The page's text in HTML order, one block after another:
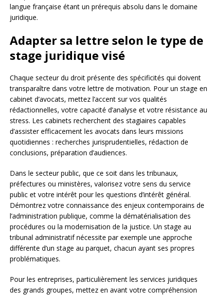
langue française étant un prérequis absolu dans le domaine
juridique.
Adapter sa lettre selon le type de
stage juridique visé
Chaque secteur du droit présente des spécificités qui doivent
transparaître dans votre lettre de motivation. Pour un stage en
cabinet d’avocats, mettez l’accent sur vos qualités
rédactionnelles, votre capacité d’analyse et votre résistance au
stress. Les cabinets recherchent des stagiaires capables
d’assister efficacement les avocats dans leurs missions
quotidiennes : recherches jurisprudentielles, rédaction de
conclusions, préparation d’audiences.
Dans le secteur public, que ce soit dans les tribunaux,
préfectures ou ministères, valorisez votre sens du service
public et votre intérêt pour les questions d’intérêt général.
Démontrez votre connaissance des enjeux contemporains de
l’administration publique, comme la dématérialisation des
procédures ou la modernisation de la justice. Un stage au
tribunal administratif nécessite par exemple une approche
différente d’un stage au parquet, chacun ayant ses propres
problématiques.
Pour les entreprises, particulièrement les services juridiques
des grands groupes, mettez en avant votre compréhension